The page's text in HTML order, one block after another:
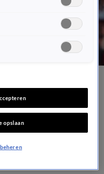
bood
Alisha
euro voor
opslaan